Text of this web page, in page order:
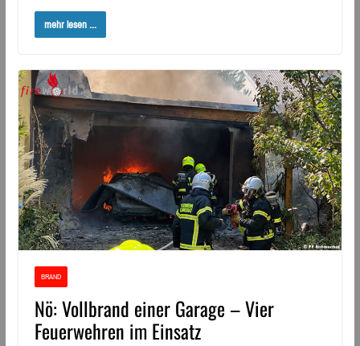
mehr lesen ...
BRAND
Nö: Vollbrand einer Garage – Vier
Feuerwehren im Einsatz